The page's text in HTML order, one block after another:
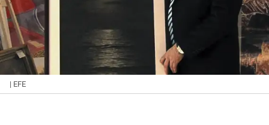
| EFE